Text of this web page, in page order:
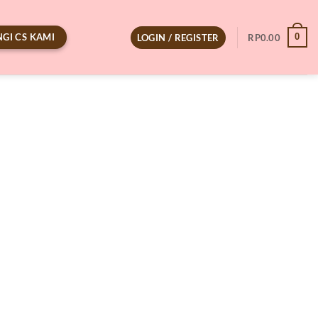
CS KAMI LOGIN / REGISTER RP0.00 0